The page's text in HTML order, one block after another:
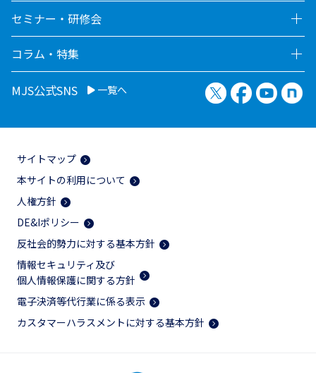
セミナー・研修会
コラム・特集
MJS公式SNS 一覧へ X（旧Twitter）
Facebook
サイトマップ
本サイトの利用について
人権方針
DE&Iポリシー
反社会的勢力に対する基本方針
情報セキュリティ及び
個人情報保護に関する方針
電子決済等代行業に係る表示
カスタマーハラスメントに対する基本方針